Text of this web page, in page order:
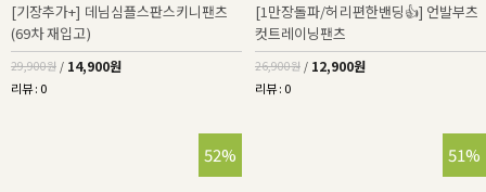
[기장추가+] 데님심플스판스키니팬츠
(69차 재입고)
29,900원 / 14,900원
리뷰 : 0
[1만장돌파/허리편한밴딩👍] 언발부츠
컷트레이닝팬츠
26,900원 / 12,900원
리뷰 : 0
52% 51%